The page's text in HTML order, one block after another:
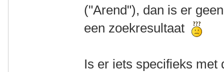
("Arend"), dan is er
een zoekresultaat
Is er iets specifieks met